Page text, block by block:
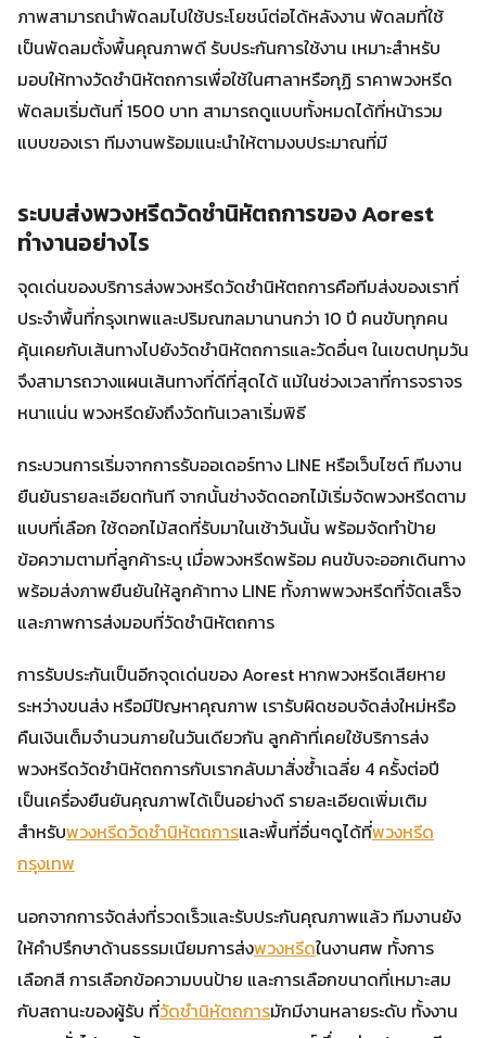
ภาพสามารถนำพัดลมไปใช้ประโยชน์ต่อได้หลังงาน พัดลมที่ใช้
เป็นพัดลมตั้งพื้นคุณภาพดี รับประกันการใช้งาน เหมาะสำหรับ
มอบให้ทางวัดชำนิหัตถการเพื่อใช้ในศาลาหรือกุฏิ ราคาพวงหรีด
พัดลมเริ่มต้นที่ 1500 บาท สามารถดูแบบทั้งหมดได้ที่หน้ารวม
แบบของเรา ทีมงานพร้อมแนะนำให้ตามงบประมาณที่มี
ระบบส่งพวงหรีดวัดชำนิหัตถการของ Aorest
ทำงานอย่างไร
จุดเด่นของบริการส่งพวงหรีดวัดชำนิหัตถการคือทีมส่งของเราที่
ประจำพื้นที่กรุงเทพและปริมณฑลมานานกว่า 10 ปี คนขับทุกคน
คุ้นเคยกับเส้นทางไปยังวัดชำนิหัตถการและวัดอื่นๆ ในเขตปทุมวัน
จึงสามารถวางแผนเส้นทางที่ดีที่สุดได้ แม้ในช่วงเวลาที่การจราจร
หนาแน่น พวงหรีดยังถึงวัดทันเวลาเริ่มพิธี
กระบวนการเริ่มจากการรับออเดอร์ทาง LINE หรือเว็บไซต์ ทีมงาน
ยืนยันรายละเอียดทันที จากนั้นช่างจัดดอกไม้เริ่มจัดพวงหรีดตาม
แบบที่เลือก ใช้ดอกไม้สดที่รับมาในเช้าวันนั้น พร้อมจัดทำป้าย
ข้อความตามที่ลูกค้าระบุ เมื่อพวงหรีดพร้อม คนขับจะออกเดินทาง
พร้อมส่งภาพยืนยันให้ลูกค้าทาง LINE ทั้งภาพพวงหรีดที่จัดเสร็จ
และภาพการส่งมอบที่วัดชำนิหัตถการ
การรับประกันเป็นอีกจุดเด่นของ Aorest หากพวงหรีดเสียหาย
ระหว่างขนส่ง หรือมีปัญหาคุณภาพ เรารับผิดชอบจัดส่งใหม่หรือ
คืนเงินเต็มจำนวนภายในวันเดียวกัน ลูกค้าที่เคยใช้บริการส่ง
พวงหรีดวัดชำนิหัตถการกับเรากลับมาสั่งซ้ำเฉลี่ย 4 ครั้งต่อปี
เป็นเครื่องยืนยันคุณภาพได้เป็นอย่างดี รายละเอียดเพิ่มเติม
สำหรับพวงหรีดวัดชำนิหัตถการและพื้นที่อื่นๆดูได้ที่พวงหรีด
กรุงเทพ
นอกจากการจัดส่งที่รวดเร็วและรับประกันคุณภาพแล้ว ทีมงานยัง
ให้คำปรึกษาด้านธรรมเนียมการส่งพวงหรีดในงานศพ ทั้งการ
เลือกสี การเลือกข้อความบนป้าย และการเลือกขนาดที่เหมาะสม
กับสถานะของผู้รับ ที่วัดชำนิหัตถการมักมีงานหลายระดับ ทั้งงาน